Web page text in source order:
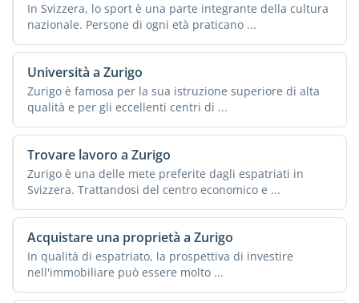
In Svizzera, lo sport è una parte integrante della cultura
nazionale. Persone di ogni età praticano ...
Università a Zurigo
Zurigo è famosa per la sua istruzione superiore di alta
qualità e per gli eccellenti centri di ...
Trovare lavoro a Zurigo
Zurigo è una delle mete preferite dagli espatriati in
Svizzera. Trattandosi del centro economico e ...
Acquistare una proprietà a Zurigo
In qualità di espatriato, la prospettiva di investire
nell'immobiliare può essere molto ...